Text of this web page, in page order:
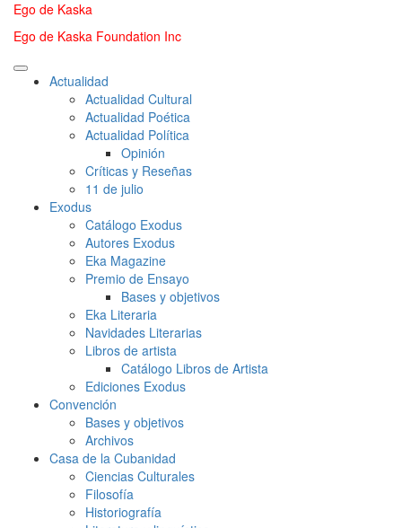
Saltar
contenido
Ego de Kaska
Ego de Kaska Foundation Inc
MenúActualidad
Actualidad Cultural
Actualidad Poética
Actualidad Política
Opinión
Críticas y Reseñas
11 de julio
Exodus
Catálogo Exodus
Autores Exodus
Eka Magazine
Premio de Ensayo
Bases y objetivos
Eka Literaria
Navidades Literarias
Libros de artista
Catálogo Libros de Artista
Ediciones Exodus
Convención
Bases y objetivos
Archivos
Casa de la Cubanidad
Ciencias Culturales
Filosofía
Historiografía